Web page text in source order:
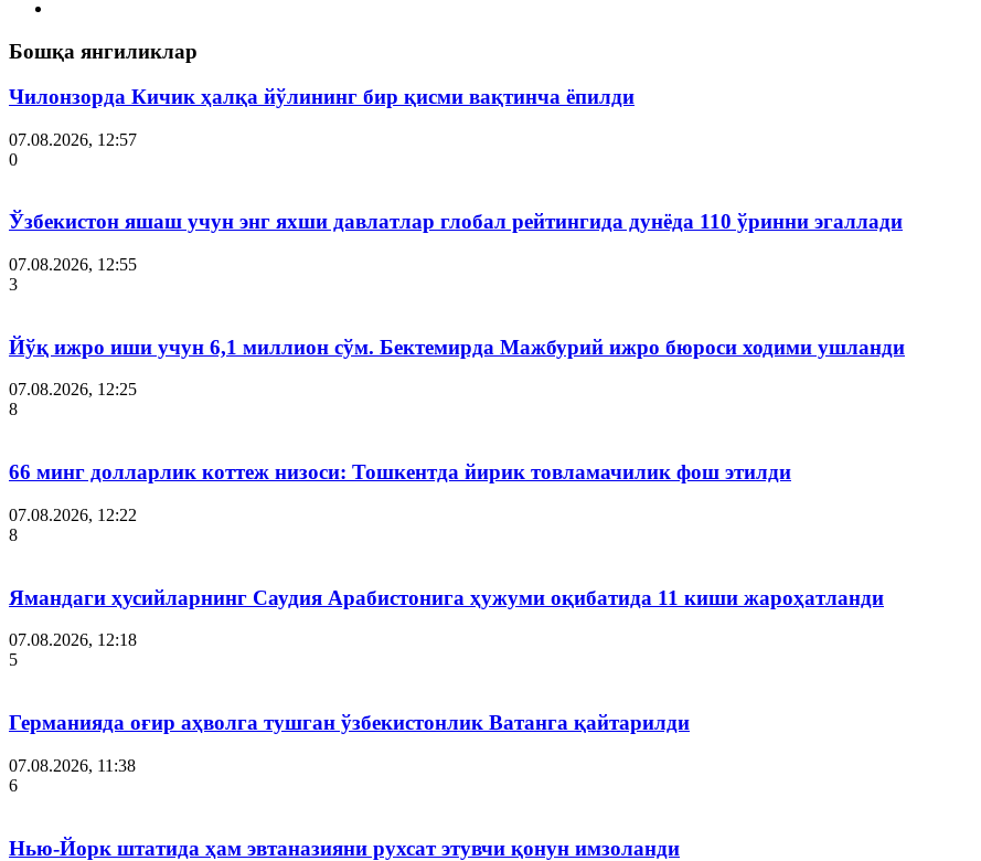
Бошқа янгиликлар
Чилонзорда Кичик ҳалқа йўлининг бир қисми вақтинча ёпилди
07.08.2026, 12:57
0
Ўзбекистон яшаш учун энг яхши давлатлар глобал рейтингида дунёда 110 ўринни эгаллади
07.08.2026, 12:55
3
Йўқ ижро иши учун 6,1 миллион сўм. Бектемирда Мажбурий ижро бюроси ходими ушланди
07.08.2026, 12:25
8
66 минг долларлик коттеж низоси: Тошкентда йирик товламачилик фош этилди
07.08.2026, 12:22
8
Ямандаги ҳусийларнинг Саудия Арабистонига ҳужуми оқибатида 11 киши жароҳатланди
07.08.2026, 12:18
5
Германияда оғир аҳволга тушган ўзбекистонлик Ватанга қайтарилди
07.08.2026, 11:38
6
Нью-Йорк штатида ҳам эвтаназияни рухсат этувчи қонун имзоланди